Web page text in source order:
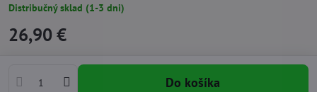
Distribučný sklad (1-3 dni)
26,90 €
Do košíka